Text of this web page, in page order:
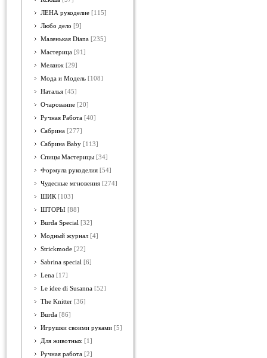
ЛЕНА рукоделие [115]
Любо дело [9]
Маленькая Diana [235]
Мастерица [91]
Меланж [29]
Мода и Модель [108]
Наталья [45]
Очарование [20]
Ручная Работа [40]
Сабрина [277]
Сабрина Baby [113]
Спицы Мастерицы [34]
Формула рукоделия [54]
Чудесные мгновения [274]
ШИК [103]
ШТОРЫ [88]
Burda Special [32]
Модный журнал [4]
Strickmode [22]
Sabrina special [6]
Lena [17]
Le idee di Susanna [52]
The Knitter [36]
Burda [86]
Игрушки своими руками [5]
Для животных [1]
Ручная работа [2]